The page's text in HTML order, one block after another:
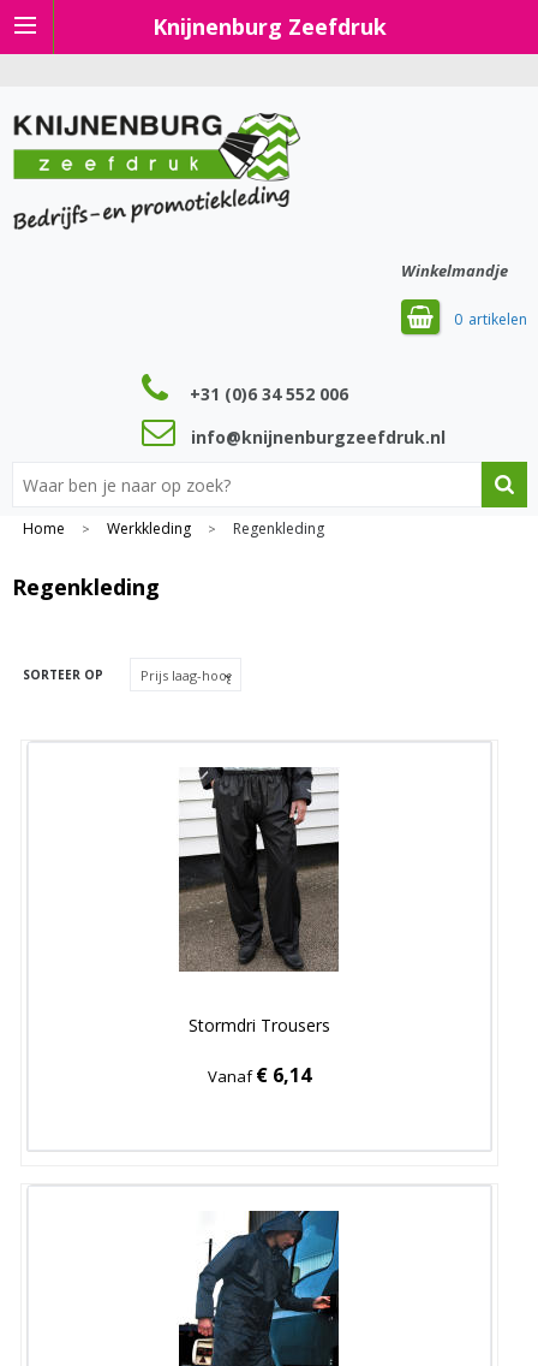
Knijnenburg Zeefdruk
Winkelmandje
0
+31 (0)6 34 552 006
info@knijnenburgzeefdruk.nl
Home > Werkkleding > Regenkleding
Regenkleding
SORTEER OP
Stormdri Trousers
Vanaf€ 6,14